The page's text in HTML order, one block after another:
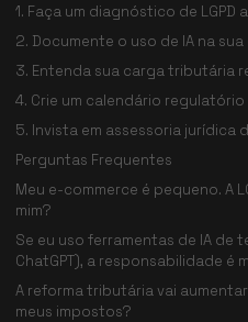
1. Faça um diagnóstico de LGPD
2. Documente o uso de IA na
3. Entenda sua carga tributária
4. Crie um calendário regulatório
5. Invista em assessoria jurídica
Perguntas Frequentes
Meu e-commerce é pequeno. A
mim?
Se eu uso ferramentas de IA de
ChatGPT), a responsabilidade é
A reforma tributária vai
meus impostos?